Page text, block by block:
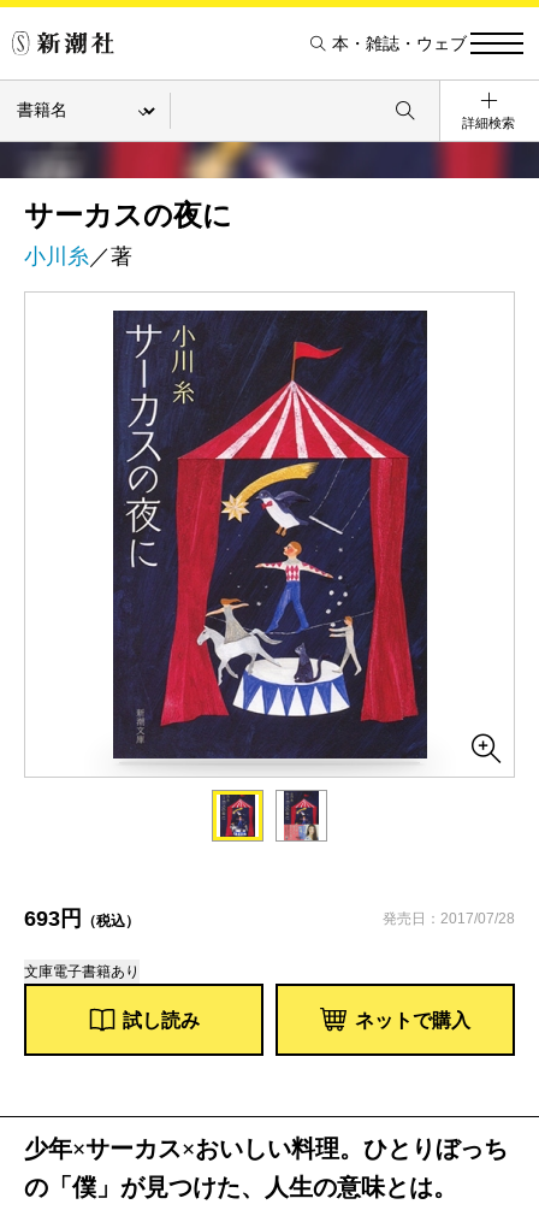
本・雑誌・ウェブ
詳細検索
サーカスの夜に
小川糸／著
693円 （税込） 発売日：2017/07/28
文庫電子書籍あり
試し読み ネットで購入
少年×サーカス×おいしい料理。ひとりぼっち
の「僕」が見つけた、人生の意味とは。